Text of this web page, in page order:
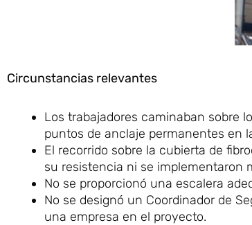
Circunstancias relevantes
Los trabajadores caminaban sobre
puntos de anclaje permanentes en
El recorrido sobre la cubierta de
su resistencia ni se implementaron
No se proporcionó una escalera
No se designó un Coordinador de
una empresa en el proyecto.